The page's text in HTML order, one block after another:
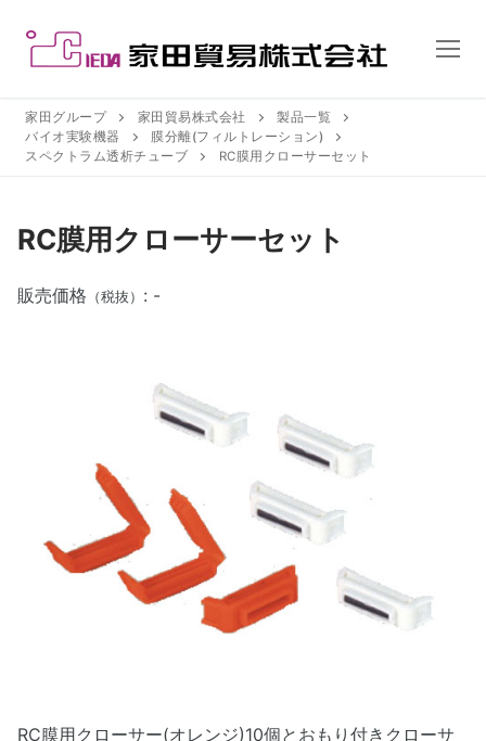
家田グループ 家田貿易株式会社
製品一覧
バイオ実験機器
膜分離(フィルトレーション)
スペクトラム透析チューブ
RC膜用クローサーセット
RC膜用クローサーセット
販売価格 （税抜） : -
RC膜用クローサー(オレンジ)10個とおもり付きクローサ